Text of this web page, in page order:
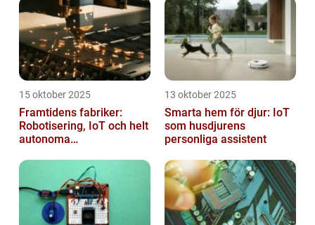
15 oktober 2025
Framtidens fabriker:
Robotisering, IoT och helt
autonoma
13 oktober 2025
Smarta hem för djur: IoT
som husdjurens
personliga assistent